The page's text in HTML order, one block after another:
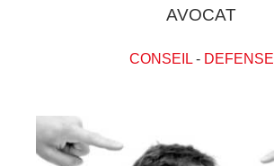
AVOCAT
CONSEIL- DEFENSE